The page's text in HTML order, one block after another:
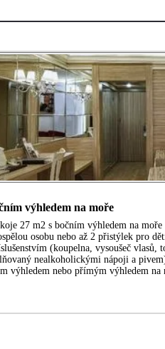
výhledem na moře
27 m2 s bočním výhledem na moře
osobu nebo až 2 přistýlek pro
(koupelna, vysoušeč
nealkoholickými nápoji a
výhledem nebo přímým výhledem na